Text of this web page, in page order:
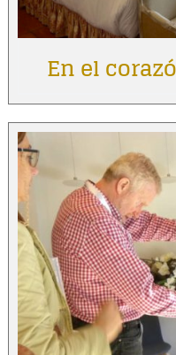
En el